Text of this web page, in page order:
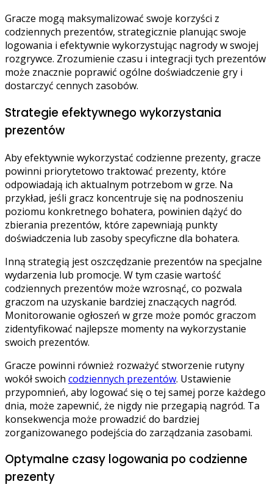
Gracze mogą maksymalizować swoje korzyści z
codziennych prezentów, strategicznie planując swoje
logowania i efektywnie wykorzystując nagrody w swojej
rozgrywce. Zrozumienie czasu i integracji tych prezentów
może znacznie poprawić ogólne doświadczenie gry i
dostarczyć cennych zasobów.
Strategie efektywnego wykorzystania
prezentów
Aby efektywnie wykorzystać codzienne prezenty, gracze
powinni priorytetowo traktować prezenty, które
odpowiadają ich aktualnym potrzebom w grze. Na
przykład, jeśli gracz koncentruje się na podnoszeniu
poziomu konkretnego bohatera, powinien dążyć do
zbierania prezentów, które zapewniają punkty
doświadczenia lub zasoby specyficzne dla bohatera.
Inną strategią jest oszczędzanie prezentów na specjalne
wydarzenia lub promocje. W tym czasie wartość
codziennych prezentów może wzrosnąć, co pozwala
graczom na uzyskanie bardziej znaczących nagród.
Monitorowanie ogłoszeń w grze może pomóc graczom
zidentyfikować najlepsze momenty na wykorzystanie
swoich prezentów.
Gracze powinni również rozważyć stworzenie rutyny
wokół swoich codziennych prezentów. Ustawienie
przypomnień, aby logować się o tej samej porze każdego
dnia, może zapewnić, że nigdy nie przegapią nagród. Ta
konsekwencja może prowadzić do bardziej
zorganizowanego podejścia do zarządzania zasobami.
Optymalne czasy logowania po codzienne
prezenty